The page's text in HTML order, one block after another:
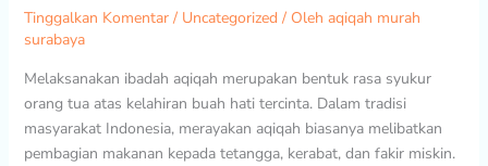
Tinggalkan Komentar / Uncategorized / Oleh aqiqah murah
surabaya
Melaksanakan ibadah aqiqah merupakan bentuk rasa syukur
orang tua atas kelahiran buah hati tercinta. Dalam tradisi
masyarakat Indonesia, merayakan aqiqah biasanya melibatkan
pembagian makanan kepada tetangga, kerabat, dan fakir miskin.